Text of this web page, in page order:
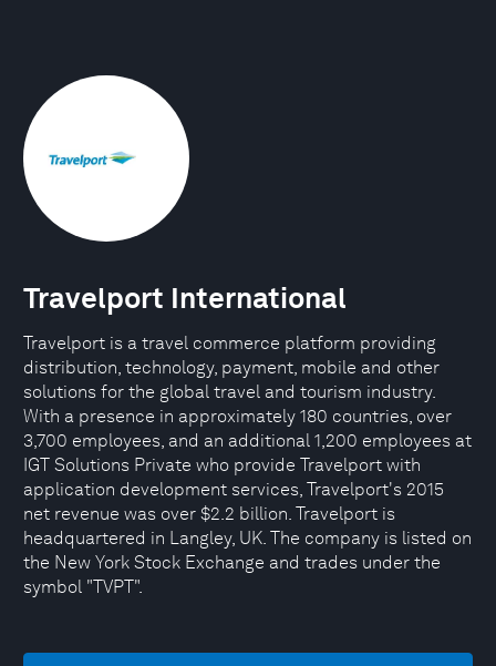
Travelport International
Travelport is a travel commerce platform providing
distribution, technology, payment, mobile and other
solutions for the global travel and tourism industry.
With a presence in approximately 180 countries, over
3,700 employees, and an additional 1,200 employees at
IGT Solutions Private who provide Travelport with
application development services, Travelport's 2015
net revenue was over $2.2 billion. Travelport is
headquartered in Langley, UK. The company is listed on
the New York Stock Exchange and trades under the
symbol "TVPT".